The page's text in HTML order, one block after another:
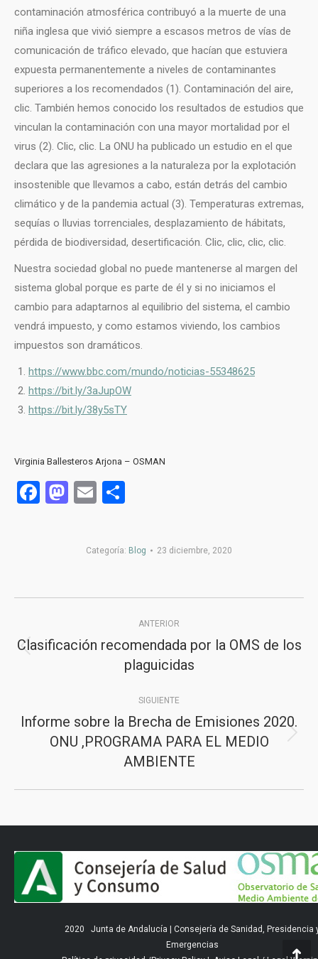
contaminación atmosférica contribuyó a la muerte de una
niña inglesa que vivió siempre a escasos metros de vías de
comunicación de tráfico elevado, que hacían que estuviera
expuesta permanentemente a niveles de contaminantes
superiores a los recomendados (1). Contaminación del aire,
clic. También hemos conocido los resultados de estudios que
vinculan la contaminación con una mayor mortalidad por el
virus (2). Clic, clic. La ONU ha publicado un estudio en el que
declara que las agresiones a la naturaleza por la explotación
insostenible que llevamos a cabo, están detrás del cambio
climático y de la pandemia actual (3). Temperaturas extremas,
sequías o lluvias torrenciales, desplazamiento de hábitats,
pérdida de biodiversidad, desertificación. Clic, clic, clic, clic.
Nuestra sociedad global no puede mantenerse al margen del
sistema global porque es parte de él y si no iniciamos el
cambio para adaptarnos al equilibrio del sistema, el cambio
vendrá impuesto, y como estamos viviendo, los cambios
impuestos son dramáticos.
https://www.bbc.com/mundo/noticias-55348625
https://bit.ly/3aJupOW
https://bit.ly/38y5sTY
Virginia Ballesteros Arjona – OSMAN
Facebook
Mastodon
Email
Categoría: Blog 23 diciembre, 2020
entre
publicaciones
ANTERIOR
Publicación
anterior:
Clasificación recomendada por la OMS de los
plaguicidas
SIGUIENTE
Publicación
siguiente:
Informe sobre la Brecha de Emisiones 2020.
ONU ,PROGRAMA PARA EL MEDIO
AMBIENTE
2020 Junta de Andalucía
Consejería de Sanidad, Presidencia
Emergencias